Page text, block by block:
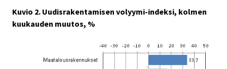
Kuvio 2. Uudisrakentamisen volyymi-indeksi, kolmen
kuukauden muutos, %